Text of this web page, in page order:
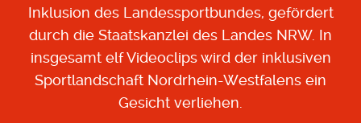
Inklusion des Landessportbundes, gefördert
durch die Staatskanzlei des Landes NRW. In
insgesamt elf Videoclips wird der inklusiven
Sportlandschaft Nordrhein-Westfalens ein
Gesicht verliehen.